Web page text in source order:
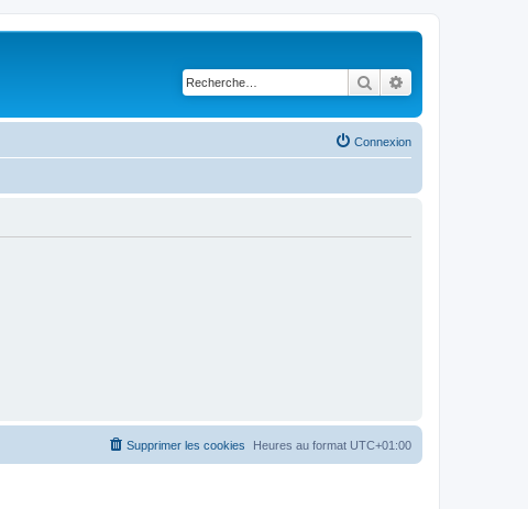
Rechercher
Connexion
Heures au format UTC+01:00
Supprimer les cookies